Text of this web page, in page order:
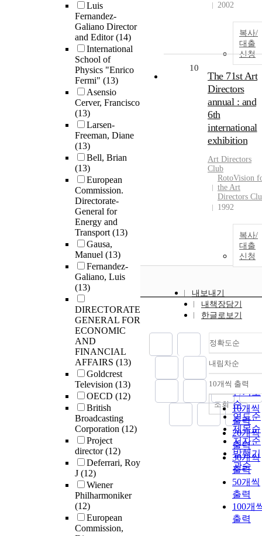
Luis
Fernandez-
Galiano Director
and Editor(14)
International
School of
Physics "Enrico
Fermi" (13)
Asensio
Cerver, Francisco
(13)
Larsen-
Freeman, Diane
(13)
Bell, Brian
(13)
European
Commission.
Directorate-
General for
Energy and
Transport(13)
Gausa,
Manuel (13)
Fernandez-
Galiano, Luis
(13)
DIRECTORATE
GENERAL FOR
ECONOMIC
AND
FINANCIAL
AFFAIRS (13)
Goldcrest
Television (13)
OECD (12)
British
Broadcasting
Corporation (12)
Project
director(12)
Deferrari, Roy
J (12)
Wiener
Philharmoniker
(12)
European
Commission,
2002
복사/
대출
신청
10
The 71st Art
Directors
annual : and
6th
international
exhibition
Art Directors
Club
RotoVision
the Art
Directors
1992
복사/
대출
신청
내보내기
내책장담기
한글로보기
정확도순
정확도
순
인기도
순
연도순
제목순
저자순
발행기
관순
내림차순
내림
10개씩 출력
10개씩
출력
20개씩
출력
30개씩
출력
50개씩
출력
100개
출력
조회